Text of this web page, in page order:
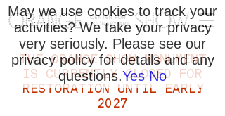
THE ORANGE SHOW MONUMENT
IS CURRENTLY CLOSED FOR
RESTORATION UNTIL EARLY
2027
May we use cookies to track your
activities? We take your privacy
very seriously. Please see our
privacy policy for details and any
questions.Yes No